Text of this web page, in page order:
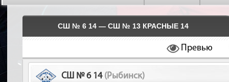
СШ № 6 14 — СШ № 13 КРАСНЫЕ 14
Превью
СШ № 6 14 (Рыбинск)